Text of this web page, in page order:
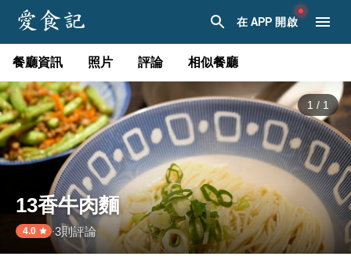
在 APP 開啟
餐廳資訊 照片 評論 相似餐廳
1 / 1
13香牛肉麵
4.0 ·3則評論